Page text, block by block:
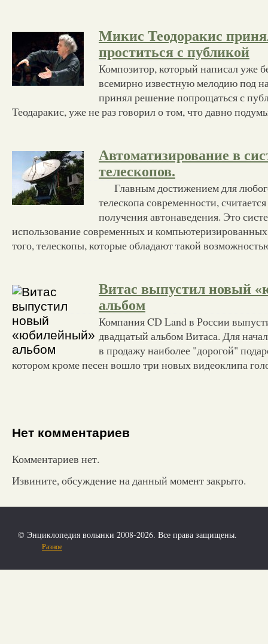
Микис Теодоракис
проститься с публикой
Композитор, который написал уже
всемирно известную мелодию под
принял решение попрощаться с
Теодаракис, уже не раз говорил о том, что давно
Автоматизирование в
телескопов.
Главным достижением для
телескопа современности,
получения автонаведения. Это
использование современных и
того, телескопы, которые обладают такой
Витас выпустил новый
альбом
Компания CD Land в России
двадцатый альбом Витаса. Для
в продажу наиболее "дорогой"
котором кроме песен вошло три новых видеоклипа
Нет комментариев
Комментариев нет.
Извините, обсуждение на данный момент закрыто.
© Энциклопедия волынки 2008-2026. Все права защищены.
Разное